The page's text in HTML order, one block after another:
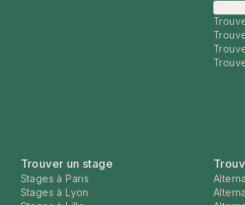
Trouver un stage
Stages à Paris
Stages à Lyon